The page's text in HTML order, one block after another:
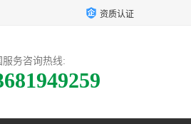
资质认证
服务咨询热线: